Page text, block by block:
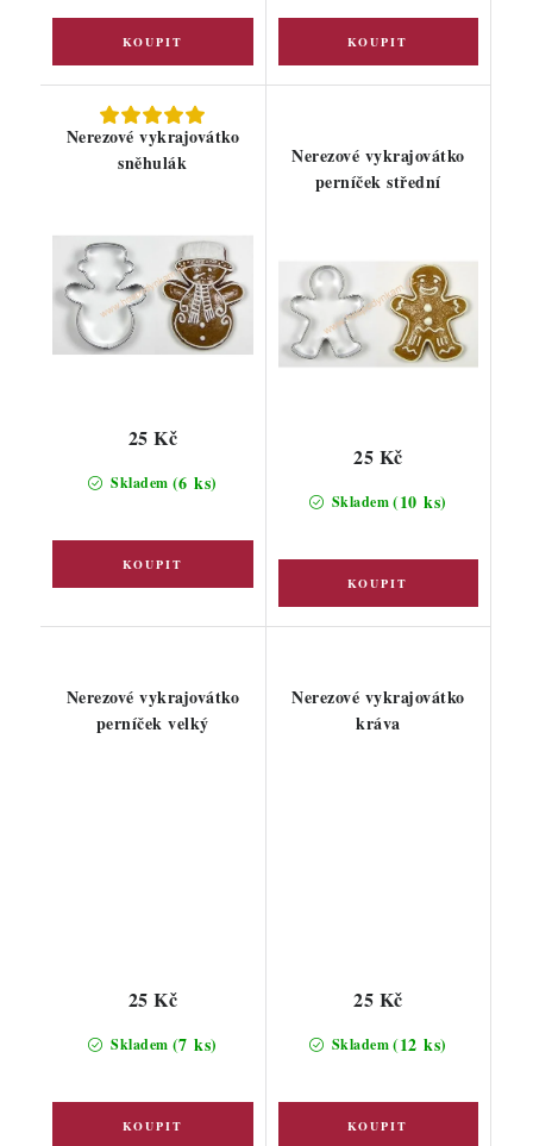
Nerezové vykrajovátko
sněhulák
Skladem (6 ks)
25 Kč
Nerezové vykrajovátko
perníček střední
Skladem(10 ks)
25 Kč
Nerezové vykrajovátko
perníček velký
Skladem (7 ks)
25 Kč
Nerezové vykrajovátko
kráva
Skladem(12 ks)
25 Kč